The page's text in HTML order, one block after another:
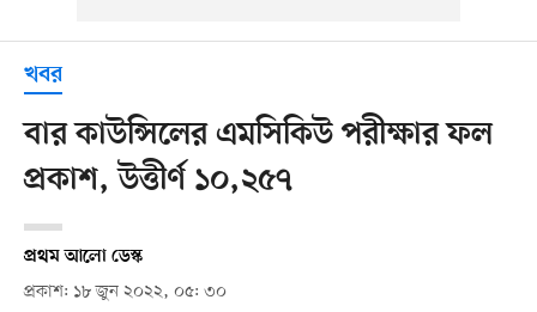
খবর
বার কাউন্সিলের এমসিকিউ পরীক্ষার ফল
প্রকাশ, উত্তীর্ণ ১০,২৫৭
প্রথম আলো ডেস্ক
প্রকাশ: ১৮ জুন ২০২২, ০৫: ৩০